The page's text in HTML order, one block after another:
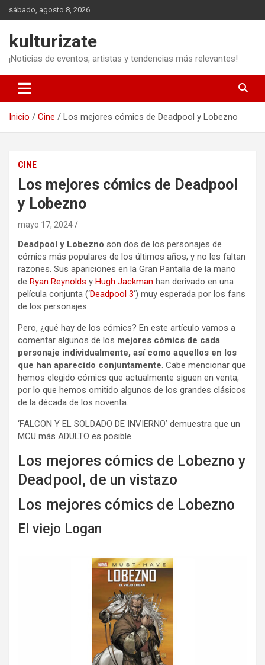
Saltar
al
sábado, agosto 8, 2026
kulturizate
¡Noticias de eventos, artistas y tendencias más relevantes!
Inicio Cine Los mejores cómics de Deadpool y Lobezno
CINE
Los mejores cómics de Deadpool
y Lobezno
mayo 17, 2024
Deadpool y Lobezno son dos de los personajes de
cómics más populares de los últimos años, y no les faltan
razones. Sus apariciones en la Gran Pantalla de la mano
de Ryan Reynolds y Hugh Jackman han derivado en una
película conjunta (‘Deadpool 3‘) muy esperada por los fans
de los personajes.
Pero, ¿qué hay de los cómics? En este artículo vamos a
comentar algunos de los mejores cómics de cada
personaje individualmente, así como aquellos en los
que han aparecido conjuntamente. Cabe mencionar que
hemos elegido cómics que actualmente siguen en venta,
por lo que hemos omitido algunos de los grandes clásicos
de la década de los noventa.
‘FALCON Y EL SOLDADO DE INVIERNO’ demuestra que un
MCU más ADULTO es posible
Los mejores cómics de Lobezno y
Deadpool, de un vistazo
Los mejores cómics de Lobezno
El viejo Logan